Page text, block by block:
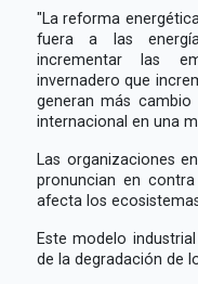
"La reforma
fuera a las
incrementar las
invernadero que
generan más
internacional en una
Las organizaciones
pronuncian en
afecta los
Este modelo
de la degradación de